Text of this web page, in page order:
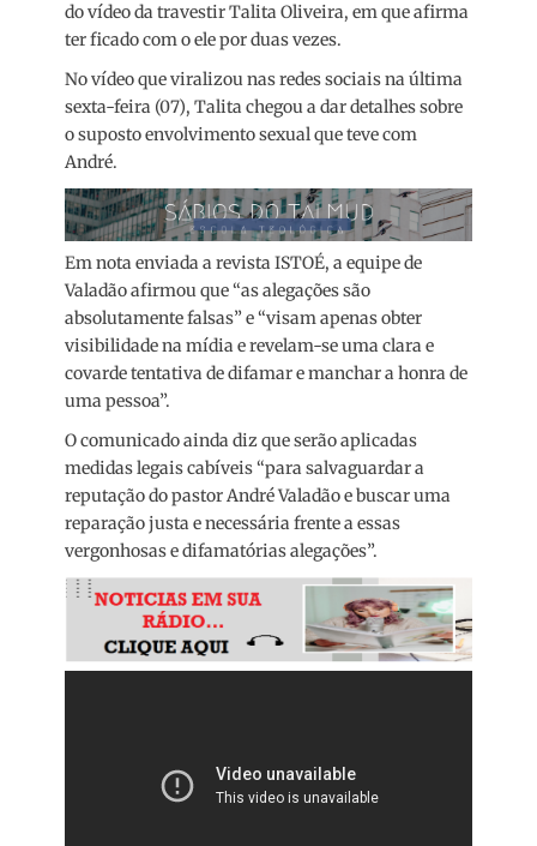
do vídeo da travestir Talita Oliveira, em que afirma
ter ficado com o ele por duas vezes.
No vídeo que viralizou nas redes sociais na última
sexta-feira (07), Talita chegou a dar detalhes sobre
o suposto envolvimento sexual que teve com
André.
Em nota enviada a revista ISTOÉ, a equipe de
Valadão afirmou que “as alegações são
absolutamente falsas” e “visam apenas obter
visibilidade na mídia e revelam-se uma clara e
covarde tentativa de difamar e manchar a honra de
uma pessoa”.
O comunicado ainda diz que serão aplicadas
medidas legais cabíveis “para salvaguardar a
reputação do pastor André Valadão e buscar uma
reparação justa e necessária frente a essas
vergonhosas e difamatórias alegações”.